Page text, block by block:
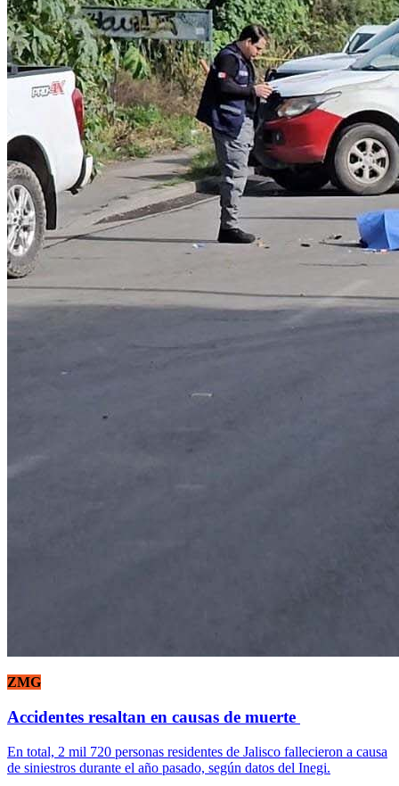
ZMG
Accidentes resaltan en causas de muerte
En total, 2 mil 720 personas residentes de Jalisco fallecieron a causa
de siniestros durante el año pasado, según datos del Inegi.